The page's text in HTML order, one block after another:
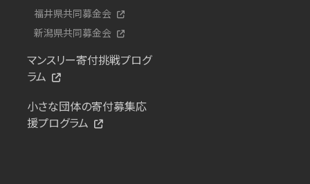
福井県共同募金会
新潟県共同募金会
マンスリー寄付挑戦プログ
ラム
小さな団体の寄付募集応
援プログラム